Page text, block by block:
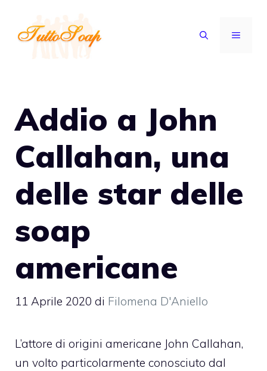
contenuto
MENU
Addio a John
Callahan, una
delle star delle
soap
americane
11 Aprile 2020 di Filomena D'Aniello
L’attore di origini americane John Callahan,
un volto particolarmente conosciuto dal